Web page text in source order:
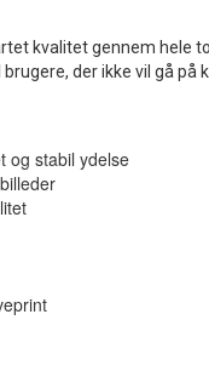
kvalitet gennem hele
der ikke vil gå
og stabil ydelse